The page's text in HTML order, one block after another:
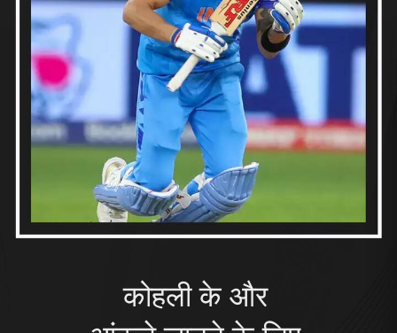
कोहली के और